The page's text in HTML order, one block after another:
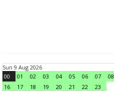
Sun 9 Aug 2026
00
01 02 03 04 05 06 07 08
16
17 18 19 20 21 22
23